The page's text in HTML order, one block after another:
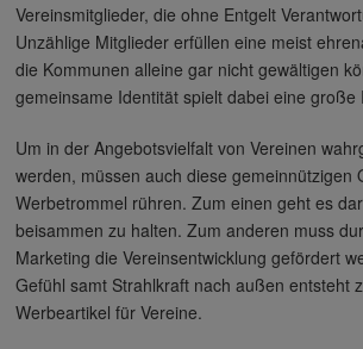
Vereinsmitglieder, die ohne Entgelt
Unzählige Mitglieder erfüllen eine meist
die Kommunen alleine gar nicht gewältigen
gemeinsame Identität spielt dabei eine große
Um in der Angebotsvielfalt von Vereinen
werden, müssen auch diese gemeinnützigen
Werbetrommel rühren. Zum einen geht es
beisammen zu halten. Zum anderen muss
Marketing die Vereinsentwicklung gefördert
Gefühl samt Strahlkraft nach außen entsteht
Werbeartikel für Vereine.